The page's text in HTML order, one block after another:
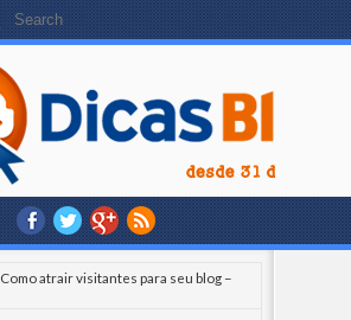
Como atrair visitantes para seu blog –